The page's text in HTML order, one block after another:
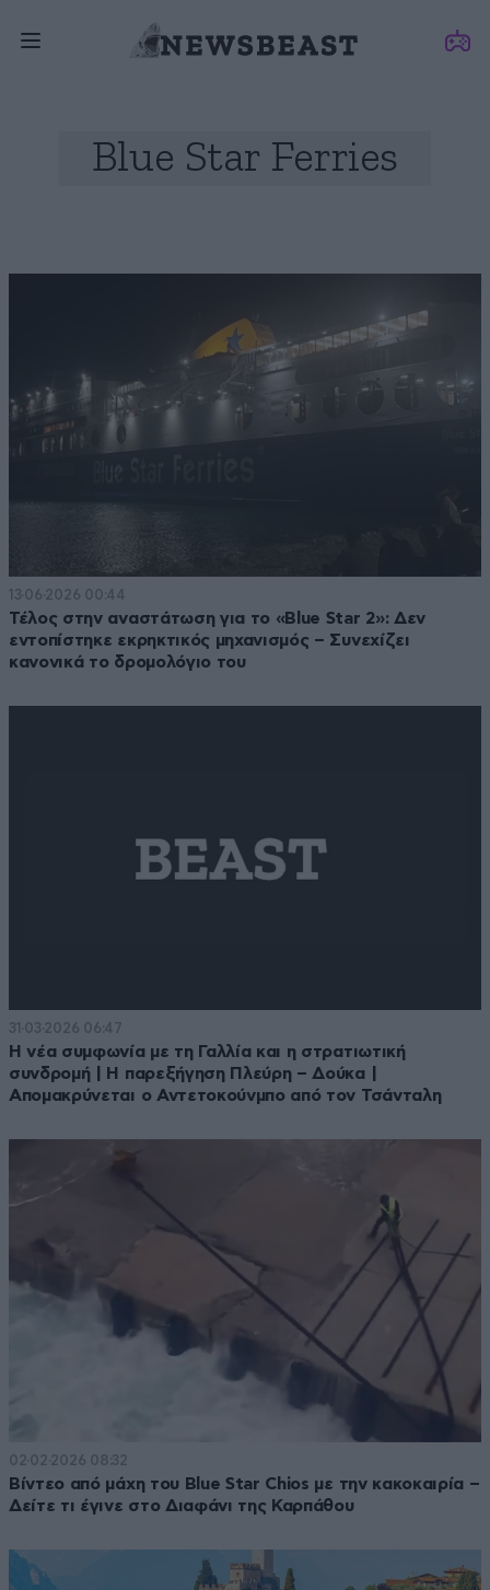
Blue Star Ferries
13·06·2026 00:44
Τέλος στην αναστάτωση για το «Blue Star 2»: Δεν
εντοπίστηκε εκρηκτικός μηχανισμός – Συνεχίζει
κανονικά το δρομολόγιο του
31·03·2026 06:47
Η νέα συμφωνία με τη Γαλλία και η στρατιωτική
συνδρομή | Η παρεξήγηση Πλεύρη – Δούκα |
Απομακρύνεται ο Αντετοκούνμπο από τον Τσάνταλη
02·02·2026 08:32
Βίντεο από μάχη του Blue Star Chios με την κακοκαιρία –
Δείτε τι έγινε στο Διαφάνι της Καρπάθου